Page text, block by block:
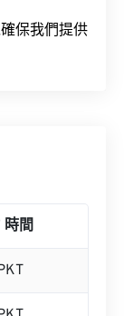
保我們提供
時間